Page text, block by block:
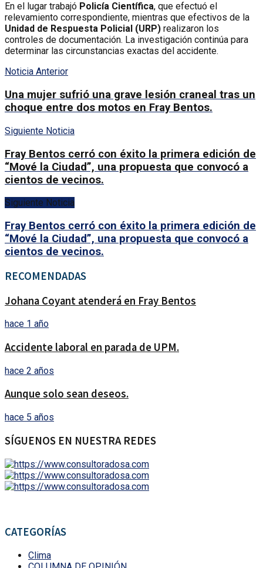
En el lugar trabajó Policía Científica, que efectuó el
relevamiento correspondiente, mientras que efectivos de la
Unidad de Respuesta Policial (URP) realizaron los
controles de documentación. La investigación continúa para
determinar las circunstancias exactas del accidente.
Noticia Anterior
Una mujer sufrió una grave lesión craneal tras un
choque entre dos motos en Fray Bentos.
Siguiente Noticia
Fray Bentos cerró con éxito la primera edición de
“Mové la Ciudad”, una propuesta que convocó a
cientos de vecinos.
Siguiente Noticia
Fray Bentos cerró con éxito la primera edición de
“Mové la Ciudad”, una propuesta que convocó a
cientos de vecinos.
RECOMENDADAS
Johana Coyant atenderá en Fray Bentos
hace 1 año
Accidente laboral en parada de UPM.
hace 2 años
Aunque solo sean deseos.
hace 5 años
SÍGUENOS EN NUESTRA REDES
CATEGORÍAS
Clima